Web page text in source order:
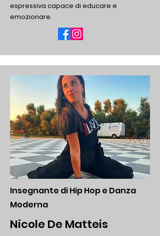
espressiva capace di educare e
emozionare.
Insegnante di Hip Hop e Danza
Moderna
Nicole De Matteis